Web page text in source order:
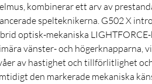
kombinerar ett arv av
spelteknikerna. G502 X
optisk-mekaniska
vänster- och högerknapparna,
av hastighet och tillförlitlighet
den markerade mekaniska